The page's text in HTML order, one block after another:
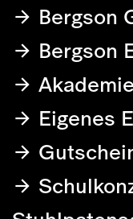
Bergson
Bergson
Akademie
Eigenes